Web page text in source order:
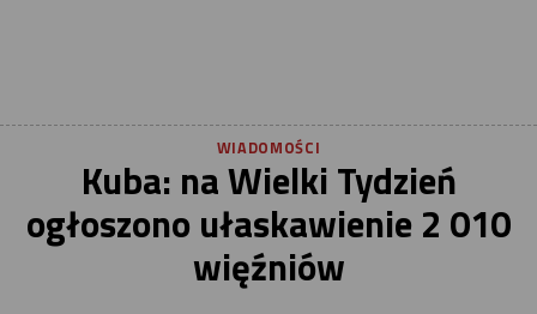
WIADOMOŚCI
Kuba: na Wielki Tydzień
ogłoszono ułaskawienie 2 010
więźniów